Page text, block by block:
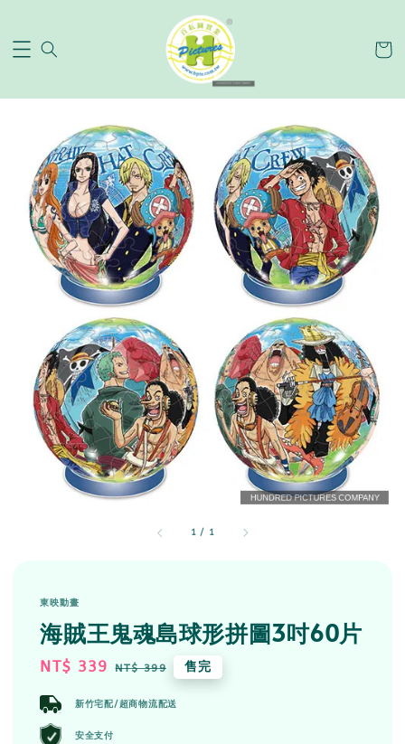
1 / 1
東映動畫
海賊王鬼魂島球形拼圖3吋60片
Sale
NT$ 339 Regular
NT$ 399 售完
新竹宅配/超商物流配送
安全支付